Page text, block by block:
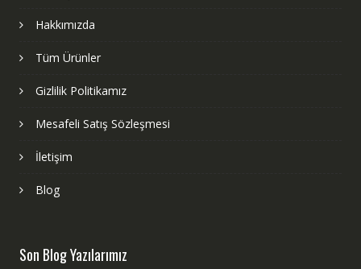
Hakkımızda
Tüm Ürünler
Gizlilik Politikamız
Mesafeli Satış Sözleşmesi
İletişim
Blog
Son Blog Yazılarımız